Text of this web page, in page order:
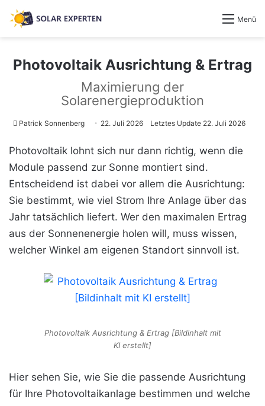
Menü
Photovoltaik Ausrichtung & Ertrag
Maximierung der
Solarenergieproduktion
Patrick Sonnenberg 22. Juli 2026 Letztes Update 22. Juli 2026
Photovoltaik lohnt sich nur dann richtig, wenn die
Module passend zur Sonne montiert sind.
Entscheidend ist dabei vor allem die Ausrichtung:
Sie bestimmt, wie viel Strom Ihre Anlage über das
Jahr tatsächlich liefert. Wer den maximalen Ertrag
aus der Sonnenenergie holen will, muss wissen,
welcher Winkel am eigenen Standort sinnvoll ist.
Photovoltaik Ausrichtung & Ertrag [Bildinhalt mit
KI erstellt]
Hier sehen Sie, wie Sie die passende Ausrichtung
für Ihre Photovoltaikanlage bestimmen und welche